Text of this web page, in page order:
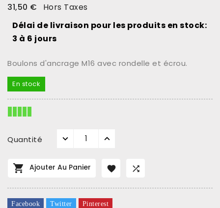
31,50 €
Hors Taxes
Délai de livraison pour les produits en stock:
3 à 6 jours
Boulons d'ancrage M16 avec rondelle et écrou.
En stock
Quantité
 Ajouter Au Panier  
Facebook Twitter Pinterest